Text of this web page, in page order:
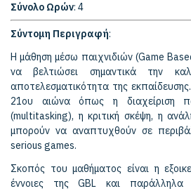
Σύνολο Ωρών: 4
Σύντομη Περιγραφή:
Η μάθηση μέσω παιχνιδιών (Game
να βελτιώσει σημαντικά την
αποτελεσματικότητα της
21ου αιώνα όπως η διαχείριση
(multitasking), η κριτική σκέψη, η
μπορούν να αναπτυχθούν σε
serious games.
Σκοπός του μαθήματος είναι η
έννοιες της GBL και